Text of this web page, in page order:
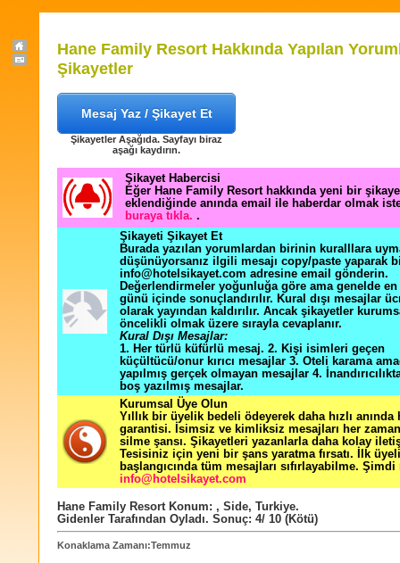
Hane Family Resort Hakkında Yapılan
Şikayetler
Mesaj Yaz / Şikayet Et
Şikayetler Aşağıda. Sayfayı biraz
aşağı kaydırın.
Şikayet Habercisi
Eğer Hane Family Resort hakkında yeni bir
eklendiğinde anında email ile haberdar olmak
buraya tıkla. .
Şikayeti Şikayet Et
Burada yazılan yorumlardan birinin kuralllara
düşünüyorsanız ilgili mesajı copy/paste yaparak
info@hotelsikayet.com adresine email gönderin.
Değerlendirmeler yoğunluğa göre ama genelde
günü içinde sonuçlandırılır. Kural dışı mesajlar
olarak yayından kaldırılır. Ancak şikayetler
öncelikli olmak üzere sırayla cevaplanır.
Kural Dışı Mesajlar:
1. Her türlü küfürlü mesaj. 2. Kişi isimleri geçen
küçültücü/onur kırıcı mesajlar 3. Oteli karama
yapılmış gerçek olmayan mesajlar 4.
boş yazılmış mesajlar.
Kurumsal Üye Olun
Yıllık bir üyelik bedeli ödeyerek daha hızlı
garantisi. İsimsiz ve kimliksiz mesajları her zaman
silme şansı. Şikayetleri yazanlarla daha kolay
Tesisiniz için yeni bir şans yaratma fırsatı. İlk
başlangıcında tüm mesajları sıfırlayabilme. Şimdi
info@hotelsikayet.com
Hane Family ResortKonum: , Side, Turkiye.
Gidenler Tarafından Oyladı. Sonuç: 4/ 10 (Kötü)
Konaklama Zamanı:Temmuz